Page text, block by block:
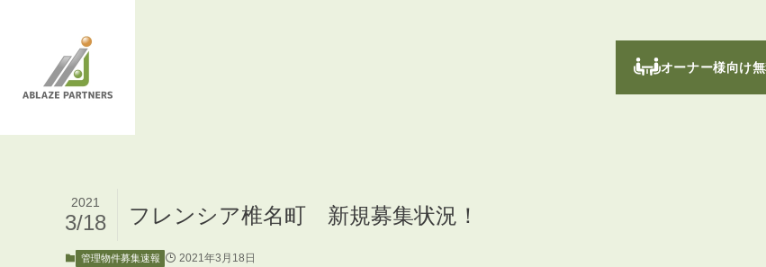
オーナー様向け
フレンシア椎名町 新規募集状況！
2021
3/18
管理物件募集速報 2021年3月18日